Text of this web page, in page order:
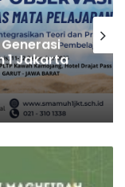
1 Jakarta